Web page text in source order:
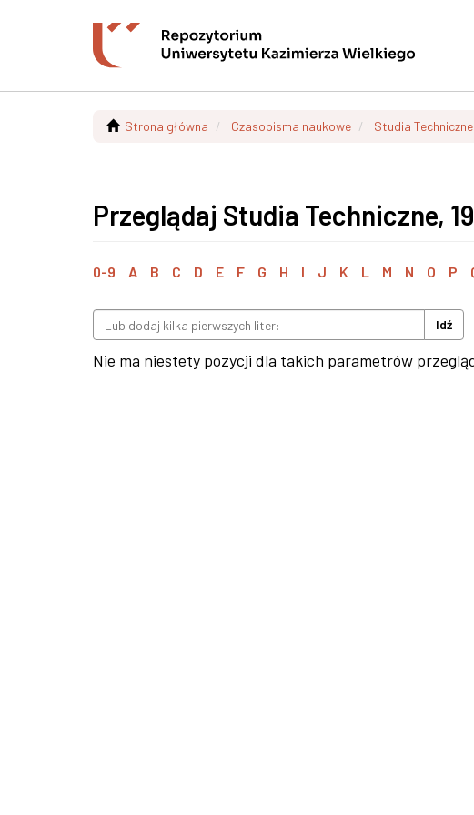
Strona główna Czasopisma naukowe Studia Techniczne
Przeglądaj Studia Techniczne,
0-9 A B C D E F G H I J K L M N O P
Idź
Nie ma niestety pozycji dla takich parametrów